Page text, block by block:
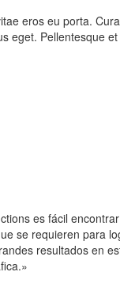
eros eu porta.
eget. Pellentesque
es fácil
se requieren para
resultados en